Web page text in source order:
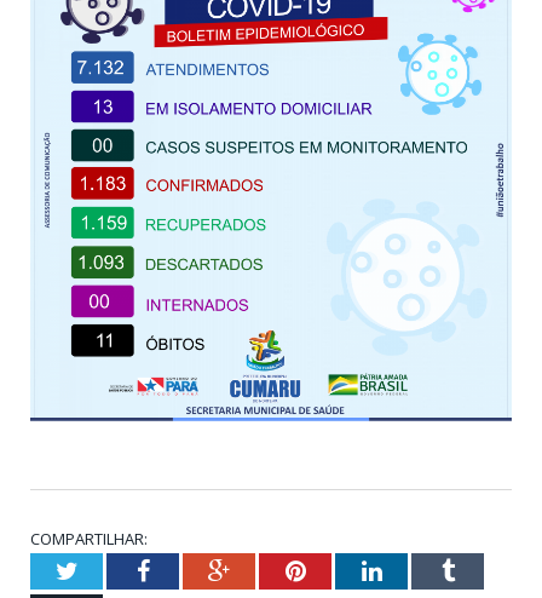
COMPARTILHAR:
TwitterFacebookGoogle+PinterestLinkedInTumblr